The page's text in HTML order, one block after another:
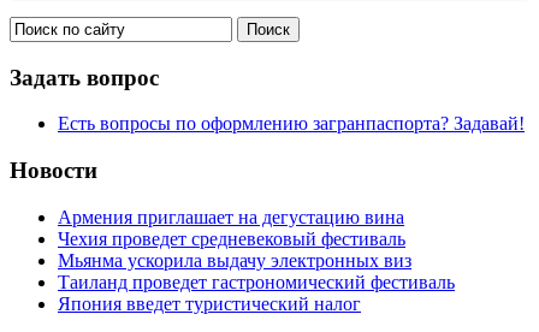
Задать вопрос
Есть вопросы по оформлению загранпаспорта? Задавай!
Новости
Армения приглашает на дегустацию вина
Чехия проведет средневековый фестиваль
Мьянма ускорила выдачу электронных виз
Таиланд проведет гастрономический фестиваль
Япония введет туристический налог